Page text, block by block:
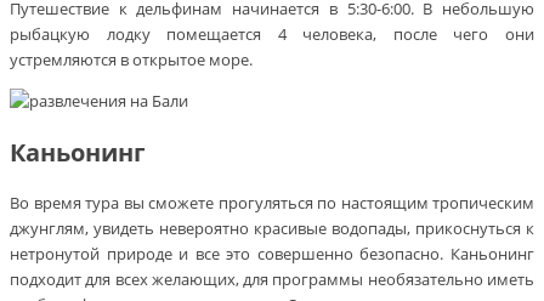
Путешествие к дельфинам начинается в 5:30-6:00. В небольшую
рыбацкую лодку помещается 4 человека, после чего они
устремляются в открытое море.
Каньонинг
Во время тура вы сможете прогуляться по настоящим тропическим
джунглям, увидеть невероятно красивые водопады, прикоснуться к
нетронутой природе и все это совершенно безопасно. Каньонинг
подходит для всех желающих, для программы необязательно иметь